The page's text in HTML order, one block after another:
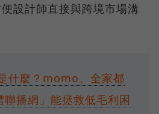
設計師直接與跨境市場溝
什麼？momo、全家都
播網」能拯救低毛利困